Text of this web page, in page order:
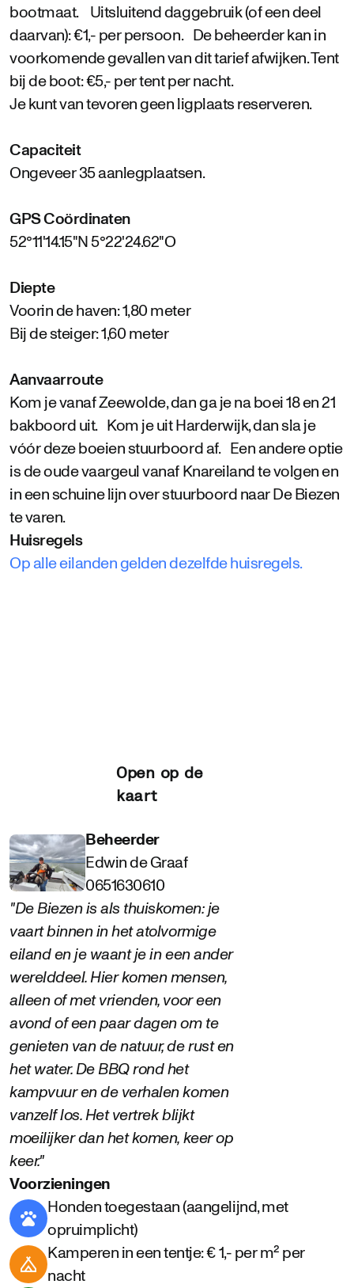
bootmaat. Uitsluitend daggebruik (of een deel
daarvan): €1,- per persoon. De beheerder kan in
voorkomende gevallen van dit tarief afwijken. Tent
bij de boot: €5,- per tent per nacht.
Je kunt van tevoren geen ligplaats reserveren.
Capaciteit
Ongeveer 35 aanlegplaatsen.
GPS Coördinaten
52°11'14.15"N 5°22'24.62"O
Diepte
Voorin de haven: 1,80 meter
Bij de steiger: 1,60 meter
Aanvaarroute
Kom je vanaf Zeewolde, dan ga je na boei 18 en 21
bakboord uit. Kom je uit Harderwijk, dan sla je
vóór deze boeien stuurboord af. Een andere optie
is de oude vaargeul vanaf Knareiland te volgen en
in een schuine lijn over stuurboord naar De Biezen
te varen.
Huisregels
Op alle eilanden gelden dezelfde huisregels.
Open op de
kaart
Beheerder
Edwin de Graaf
0651630610
"De Biezen is als thuiskomen: je
vaart binnen in het atolvormige
eiland en je waant je in een ander
werelddeel. Hier komen mensen,
alleen of met vrienden, voor een
avond of een paar dagen om te
genieten van de natuur, de rust en
het water. De BBQ rond het
kampvuur en de verhalen komen
vanzelf los. Het vertrek blijkt
moeilijker dan het komen, keer op
keer."
Voorzieningen
Honden toegestaan (aangelijnd, met
opruimplicht)
Kamperen in een tentje: € 1,- per m² per
nacht